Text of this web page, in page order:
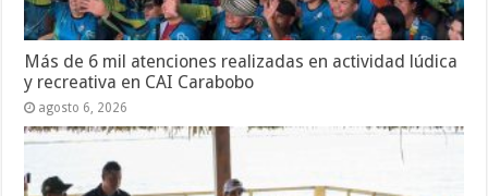
Más de 6 mil atenciones realizadas en actividad lúdica
y recreativa en CAI Carabobo
agosto 6, 2026